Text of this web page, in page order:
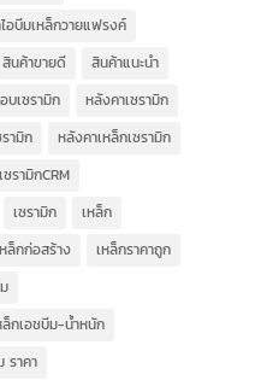
อบีมเหล็กวายแฟรงค์
สินค้าขายดี
สินค้าแนะนำ
บเซรามิก
หลังคาเซรามิก
ามิก
หลังคาเหล็กเซรามิก
รามิกCRM
เซรามิก
เหล็ก
ล็กก่อสร้าง
เหล็กราคาถูก
ล็กเอชบีม-น้ำหนัก
ราคา